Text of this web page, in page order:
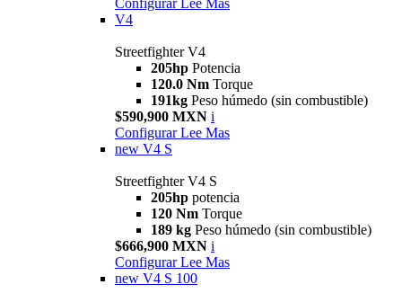
Configurar Lee Mas
V4
Streetfighter V4
205hp Potencia
120.0 Nm Torque
191kg Peso húmedo (sin combustible)
$590,900 MXN i
Configurar Lee Mas
new V4 S
Streetfighter V4 S
205hp potencia
120 Nm Torque
189 kg Peso húmedo (sin combustible)
$666,900 MXN i
Configurar Lee Mas
new V4 S 100